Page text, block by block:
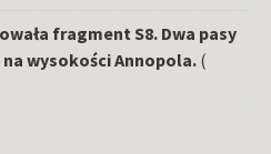
fragment S8. Dwa pasy
na wysokości Annopola. (